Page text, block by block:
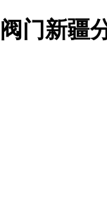
门新疆